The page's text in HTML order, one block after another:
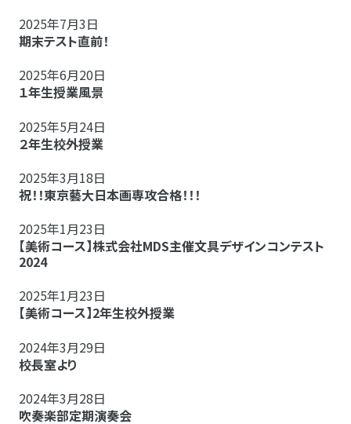
2025年7月3日
期末テスト直前！
2025年6月20日
１年生授業風景
2025年5月24日
２年生校外授業
2025年3月18日
祝！！東京藝大日本画専攻合格！！！
2025年1月23日
【美術コース】株式会社MDS主催文具デザインコンテスト
2024
2025年1月23日
【美術コース】2年生校外授業
2024年3月29日
校長室より
2024年3月28日
吹奏楽部定期演奏会